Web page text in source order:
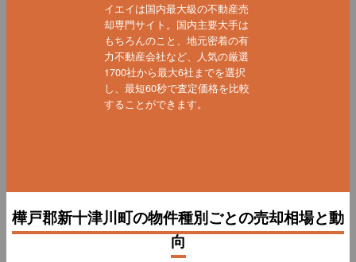
イエイは国内最大級の不動産売
却専門サイト。国内主要大手は
もちろんのこと、地元密着の有
力不動産会社など、人気の厳選
1700社から最大6社までを選択
し、最短60秒で査定価格を比較
することができます。
樺戸郡新十津川町の物件種別ごとの売却相場と動
向